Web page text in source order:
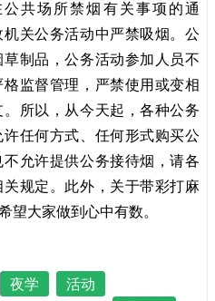
共场所禁烟有关事项的通
关公务活动中严禁吸烟。公
制品，公务活动参加人员不
监督管理，严禁使用或变相
所以，从今天起，各种公务
任何方式、任何形式购买公
允许提供公务接待烟，请各
规定。此外，关于带彩打麻
望大家做到心中有数。
夜学
活动